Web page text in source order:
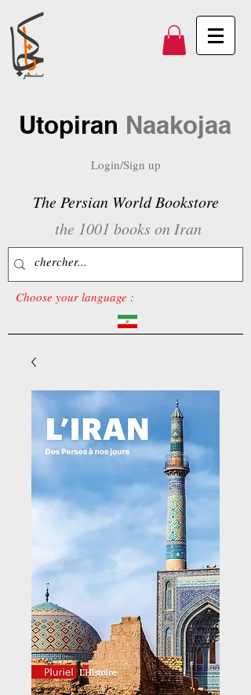
Utopiran Naakojaa
Login/Sign up
The Persian World Bookstore
the 1001 books on Iran
Choose your language :